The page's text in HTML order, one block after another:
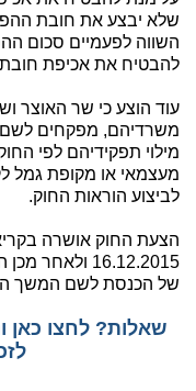
שלא יבצע את חובת
השווה לפעמיים סכום
להבטיח את אכיפת
עוד הוצע כי שר האוצר
משרדיהם, מפקחים לשם
מילוי תפקידיהם לפי
מעצמאי או מקופת גמל
לביצוע הוראות החוק.
הצעת החוק אושרה
16.12.2015
של הכנסת לשם המשך
שאלות? לחצו כאן